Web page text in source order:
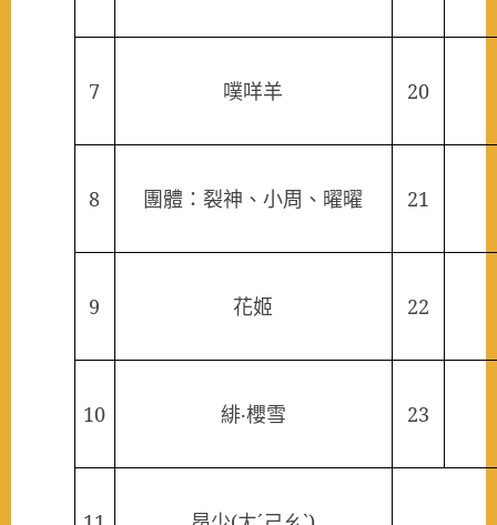
7 噗咩羊 20
8 團體：裂神、小周、曜曜 21
9 花姬 22
10 緋‧櫻雪 23